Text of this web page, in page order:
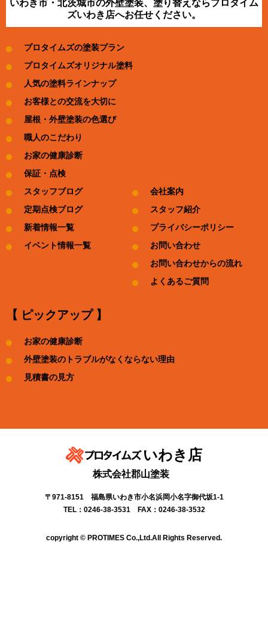
いわき市・北茨城市の外壁塗装、塗り替えならプロタイム
ズいわき店へお任せください。
プロタイムズの塗装プラン
プロタイムズオリジナル塗料
人気の塗料ラインナップ
お客様との交流を大切に
屋根・外壁塗装の色選び
職人のこだわり
お家の健康診断
保証・点検
スタッフブログ
定期点検ブログ
新着情報一覧
イベント情報一覧
会社案内
スタッフ紹介
プライバシーポリシー
お問い合わせ
お問い合わせからの流れ
よくあるご質問
【 ピックアップ 】
お家の健康診断
外壁塗装のトラブルがなくならない理由
見積書の見方
いわき店
株式会社郡山塗装
〒971-8151 福島県いわき市小名浜岡小名字御代坂1-1
TEL：0246-38-3531 FAX：0246-38-3532
copyright © PROTIMES Co.,Ltd.All Rights Reserved.